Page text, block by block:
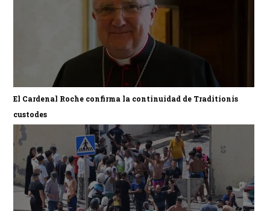
El Cardenal Roche confirma la continuidad de Traditionis
custodes